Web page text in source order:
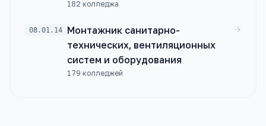
182 колледжа
08.01.14
Монтажник санитарно-
технических, вентиляционных
систем и оборудования
179 колледжей